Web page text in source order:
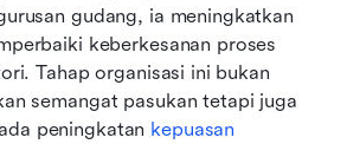
gudang, ia meningkatkan
keberkesanan proses
Tahap organisasi ini bukan
semangat pasukan tetapi juga
peningkatan kepuasan